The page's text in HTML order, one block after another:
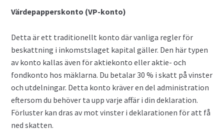
Värdepapperskonto (VP-konto)
Detta är ett traditionellt konto där vanliga regler för
beskattning i inkomstslaget kapital gäller. Den här typen
av konto kallas även för aktiekonto eller aktie- och
fondkonto hos mäklarna. Du betalar 30 % i skatt på vinster
och utdelningar. Detta konto kräver en del administration
eftersom du behöver ta upp varje affär i din deklaration.
Förluster kan dras av mot vinster i deklarationen för att få
ned skatten.